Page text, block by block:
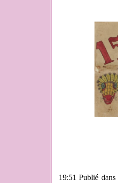
19:51 Publié dans